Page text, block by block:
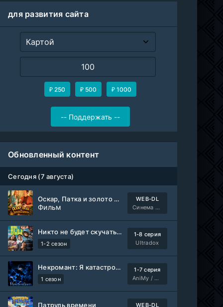
для развития сайта
₽ 250 ₽ 500 ₽ 1000
Обновленный контент
Сегодня (7 августа)
Оскар, Патка и золото Балтики
Фильм
WEB-DL
Синема УС
Никто не будет скучать по нам
1-2 сезон
1-8 серия
Ultradox
Некромант: Я катастрофа
1 сезон
1-7 серия
AniMy / RuChiMe
Патруль времени
WEB-DL